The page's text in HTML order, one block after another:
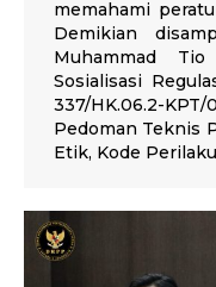
memahami
Demikian
Muhammad
Sosialisasi
337/HK.06.2-
Pedoman Teknis
Etik, Kode